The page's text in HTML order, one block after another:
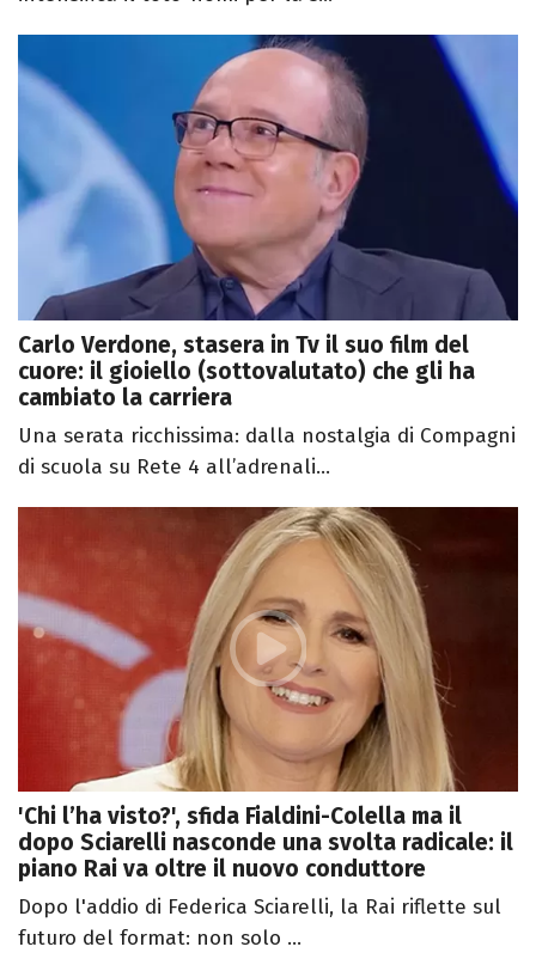
Carlo Verdone, stasera in Tv il suo film del
cuore: il gioiello (sottovalutato) che gli ha
cambiato la carriera
Una serata ricchissima: dalla nostalgia di Compagni
di scuola su Rete 4 all’adrenali...
'Chi l’ha visto?', sfida Fialdini-Colella ma il
dopo Sciarelli nasconde una svolta radicale: il
piano Rai va oltre il nuovo conduttore
Dopo l'addio di Federica Sciarelli, la Rai riflette sul
futuro del format: non solo ...